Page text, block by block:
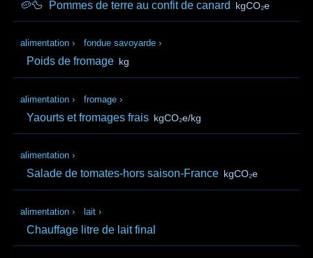
🥔🦆 Pommes de terre au confit de canard kgCO₂e
alimentation › fondue savoyarde ›
Poids de fromage kg
alimentation › fromage ›
Yaourts et fromages frais kgCO₂e/kg
alimentation ›
Salade de tomates-hors saison-France kgCO₂e
alimentation › lait ›
Chauffage litre de lait final